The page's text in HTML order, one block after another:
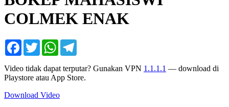
COLMEK ENAK
Facebook
TwitterWhatsApp
Video tidak dapat terputar? Gunakan VPN 1.1.1.1 — download di
Playstore atau App Store.
Download Video